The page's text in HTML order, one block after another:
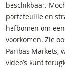
beschikbaar.
portefeuille en
hefbomen om
voorkomen. Zie
Paribas Markets,
video’s kunt